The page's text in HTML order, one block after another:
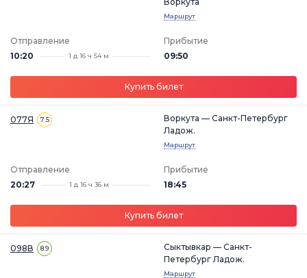
Маршрут
Отправление
10:20
1 д 16 ч 54 м
Прибытие
09:50
Купить билет
077Я 7.5
Воркута — Санкт-Петербург
Ладож.
Маршрут
Отправление
20:27
1 д 16 ч 36 м
Прибытие
18:45
Купить билет
098В 8.9
Сыктывкар — Санкт-
Петербург Ладож.
Маршрут